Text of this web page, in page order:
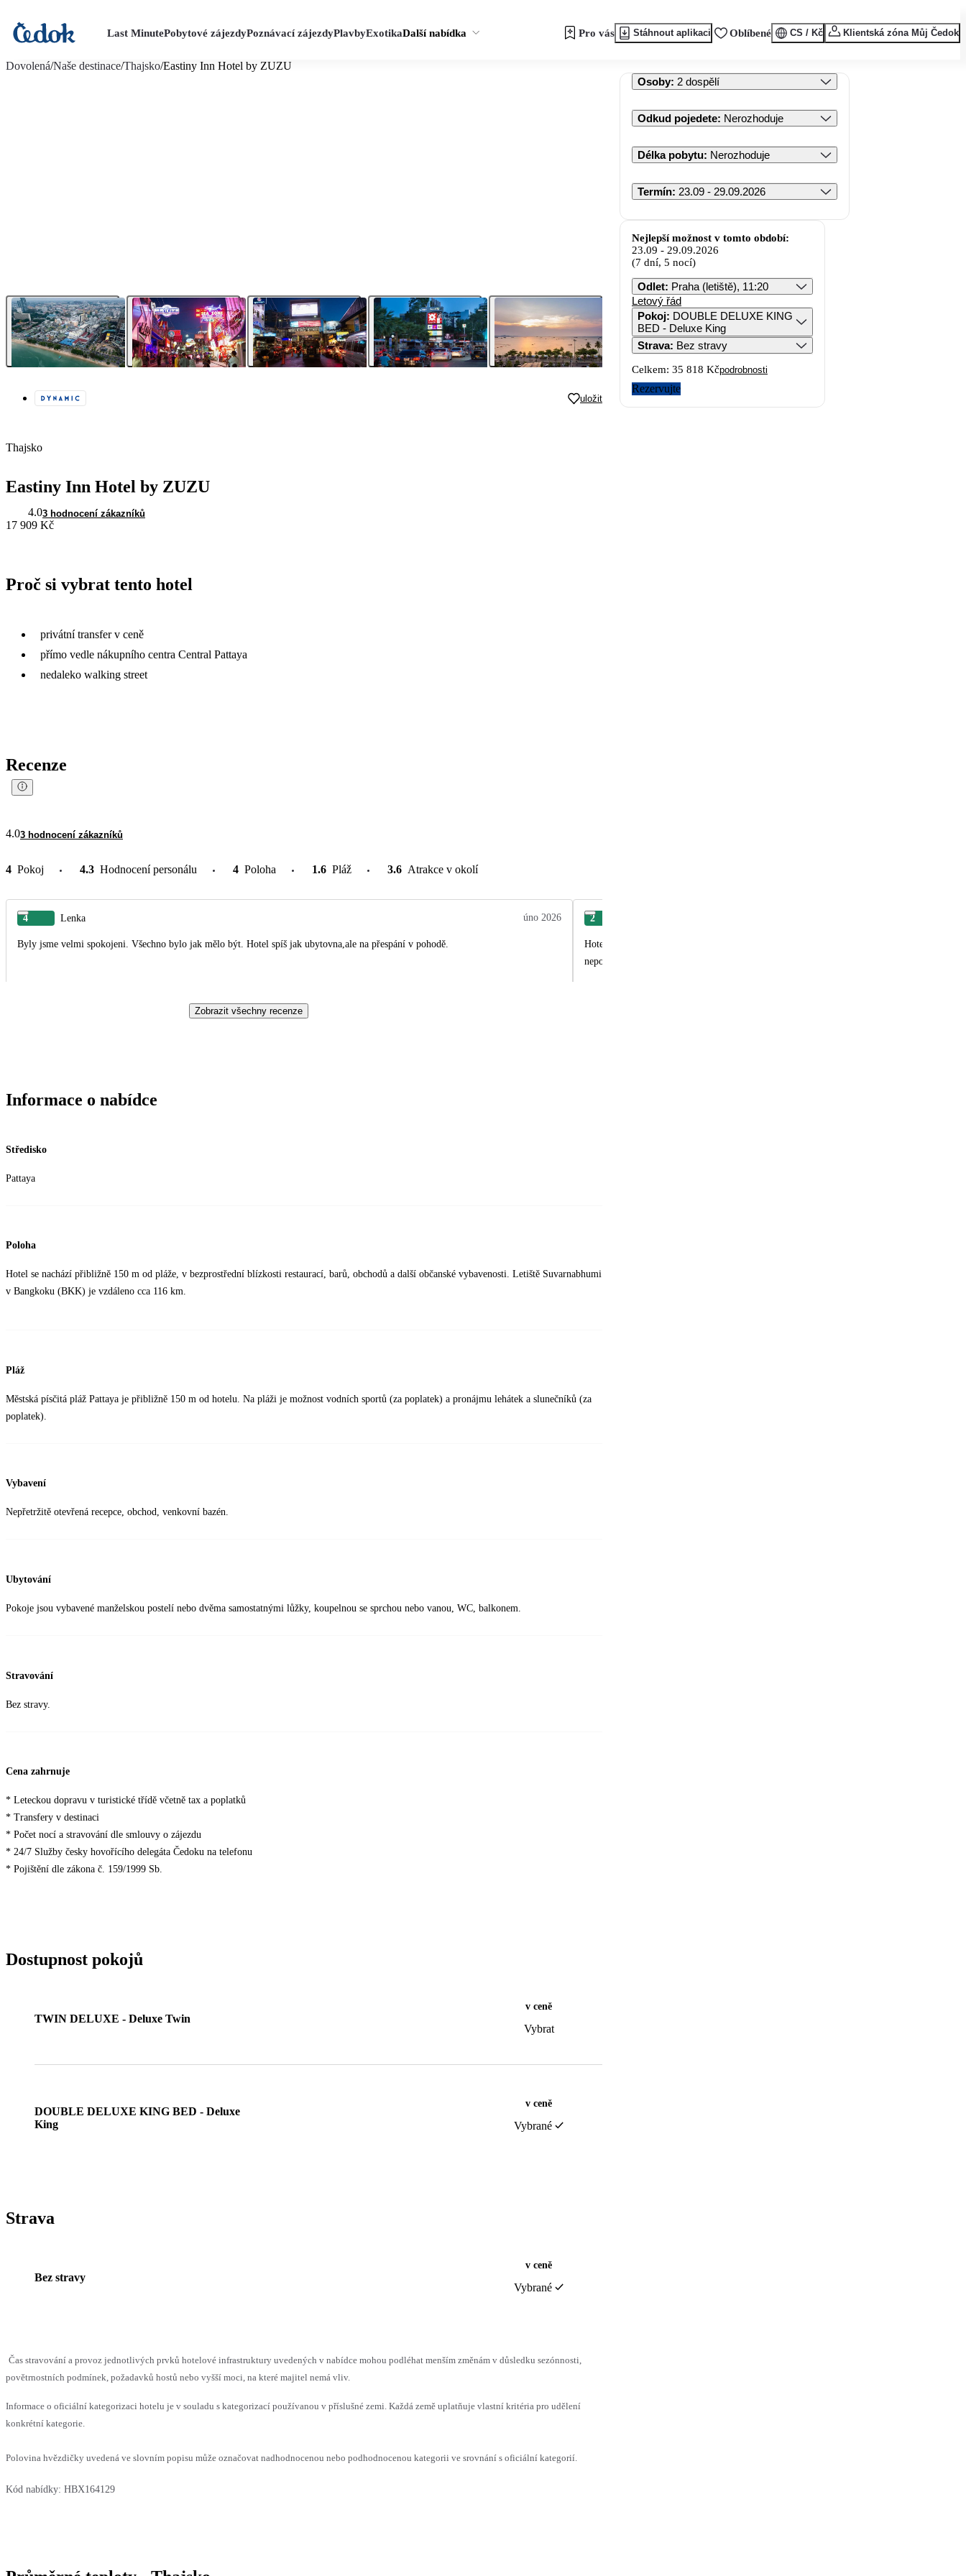
Last MinutePobytové zájezdyPoznávací zájezdyPlavbyExotikaDalší nabídka Pro vás Stáhnout aplikaci Oblíbené CS / Kč Klientská zóna Můj Čedok
Dovolená/Naše destinace/Thajsko/Eastiny Inn Hotel by ZUZU
uložit
Thajsko
Eastiny Inn Hotel by ZUZU
4.03 hodnocení zákazníků
17 909 Kč
Proč si vybrat tento hotel
privátní transfer v ceně
přímo vedle nákupního centra Central Pattaya
nedaleko walking street
Recenze
4.03 hodnocení zákazníků
4 Pokoj 4.3 Hodnocení personálu 4 Poloha 1.6 Pláž 3.6 Atrakce v okolí
4 Lenka úno 2026
Byly jsme velmi spokojeni. Všechno bylo jak mělo být. Hotel spíš jak ubytovna,ale na přespání v pohodě.
2
Hotel ve velmi rušné ulici i v noci - nedalo se vůbec spát, hotel je dost zanedbaný, personál
Zobrazit všechny recenze
Informace o nabídce
Středisko
Pattaya
Poloha
Hotel se nachází přibližně 150 m od pláže, v bezprostřední blízkosti restaurací, barů, obchodů a další občanské vybavenosti. Letiště Suvarnabhumi
v Bangkoku (BKK) je vzdáleno cca 116 km.
Pláž
Městská písčitá pláž Pattaya je přibližně 150 m od hotelu. Na pláži je možnost vodních sportů (za poplatek) a pronájmu lehátek a slunečníků (za
poplatek).
Vybavení
Nepřetržitě otevřená recepce, obchod, venkovní bazén.
Ubytování
Pokoje jsou vybavené manželskou postelí nebo dvěma samostatnými lůžky, koupelnou se sprchou nebo vanou, WC, balkonem.
Stravování
Bez stravy.
Cena zahrnuje
* Leteckou dopravu v turistické třídě včetně tax a poplatků
* Transfery v destinaci
* Počet nocí a stravování dle smlouvy o zájezdu
* 24/7 Služby česky hovořícího delegáta Čedoku na telefonu
* Pojištění dle zákona č. 159/1999 Sb.
Dostupnost pokojů
TWIN DELUXE - Deluxe Twin
v ceně
Vybrat
DOUBLE DELUXE KING BED - Deluxe
King
v ceně
Vybrané
Strava
Bez stravy
v ceně
Vybrané
Čas stravování a provoz jednotlivých prvků hotelové infrastruktury uvedených v nabídce mohou podléhat menším změnám v důsledku sezónnosti,
povětrnostních podmínek, požadavků hostů nebo vyšší moci, na které majitel nemá vliv.
Informace o oficiální kategorizaci hotelu je v souladu s kategorizací používanou v příslušné zemi. Každá země uplatňuje vlastní kritéria pro udělení
konkrétní kategorie.
Polovina hvězdičky uvedená ve slovním popisu může označovat nadhodnocenou nebo podhodnocenou kategorii ve srovnání s oficiální kategorií.
Kód nabídky: HBX164129
Osoby: 2 dospělí
Odkud pojedete: Nerozhoduje
Délka pobytu: Nerozhoduje
Termín: 23.09 - 29.09.2026
Nejlepší možnost v tomto období:
23.09 - 29.09.2026
(7 dní, 5 nocí)
Odlet: Praha (letiště), 11:20
Letový řád
Pokoj: DOUBLE DELUXE KING
BED - Deluxe King
Strava: Bez stravy
Celkem: 35 818 Kčpodrobnosti
Rezervujte